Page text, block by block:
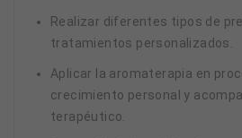
Realizar diferentes tipos de
tratamientos personalizados.
Aplicar la aromaterapia en
crecimiento personal y
terapéutico.